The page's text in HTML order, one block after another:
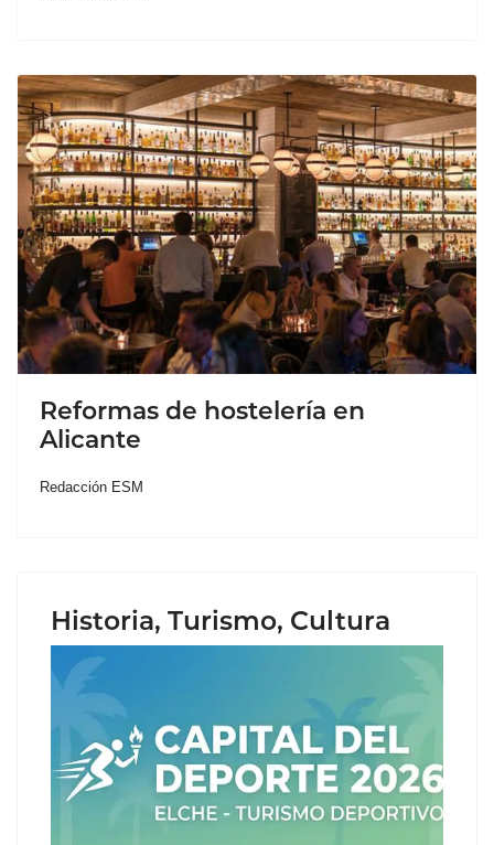
Reformas de hostelería en
Alicante
Redacción ESM
Historia, Turismo, Cultura